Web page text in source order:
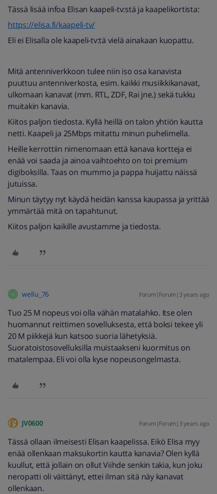
Tässä lisää infoa Elisan kaapeli-tv:stä ja kaapelikortista:
https://elisa.fi/kaapeli-tv/
Eli ei Elisalla ole kaapeli-tv:tä vielä ainakaan kuopattu.
Mitä antenniverkkoon tulee niin iso osa kanavista
puuttuu antenniverkosta, esim. kaikki musiikkikanavat,
ulkomaan kanavat (mm. RTL, ZDF, Rai jne.) sekä tukku
muitakin kanavia.
Kiitos paljon tiedosta. Kyllä heillä on talon yhtiön kautta
netti. Kaapeli ja 25Mbps mitattu minun puhelimella.
Heille kerrottiin nimenomaan että kanava kortteja ei
enää voi saada ja ainoa vaihtoehto on toi premium
digiboksilla. Taas on mummo ja pappa huijattu näissä
jutuissa.
Minun täytyy nyt käydä heidän kanssa kaupassa ja yrittää
ymmärtää mitä on tapahtunut.
Kiitos paljon kaikille avustamme ja tiedosta.
W wellu_76 Forum|Forum|3 years ago
Tuo 25 M nopeus voi olla vähän matalahko. Itse olen
huomannut reittimen sovelluksesta, että boksi tekee yli
20 M piikkejä kun katsoo suoria lähetyksiä.
Suoratoistosovelluksilla muistaakseni kuormitus on
matalempaa. Eli voi olla kyse nopeusongelmasta.
JV0600 Forum|Forum|3 years ago
Tässä ollaan ilmeisesti Elisan kaapelissa. Eikö Elisa myy
enää ollenkaan maksukortin kautta kanavia? Olen kyllä
kuullut, että jollain on ollut Viihde senkin takia, kun joku
neropatti oli väittänyt, ettei ilman sitä näy kanavat
ollenkaan.